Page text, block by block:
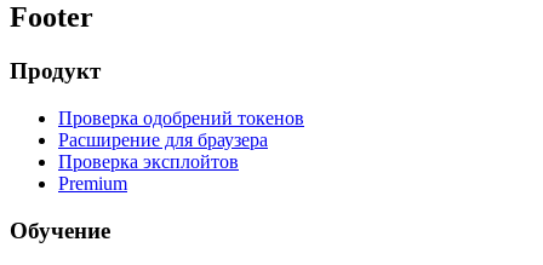
Footer
Продукт
Проверка одобрений токенов
Расширение для браузера
Проверка эксплойтов
Premium
Обучение